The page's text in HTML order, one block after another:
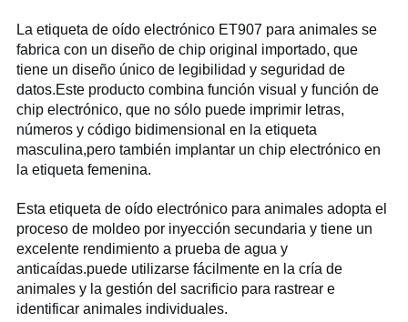
La etiqueta de oído electrónico ET907 para animales se
fabrica con un diseño de chip original importado, que
tiene un diseño único de legibilidad y seguridad de
datos.Este producto combina función visual y función de
chip electrónico, que no sólo puede imprimir letras,
números y código bidimensional en la etiqueta
masculina,pero también implantar un chip electrónico en
la etiqueta femenina.
Esta etiqueta de oído electrónico para animales adopta el
proceso de moldeo por inyección secundaria y tiene un
excelente rendimiento a prueba de agua y
anticaídas.puede utilizarse fácilmente en la cría de
animales y la gestión del sacrificio para rastrear e
identificar animales individuales.